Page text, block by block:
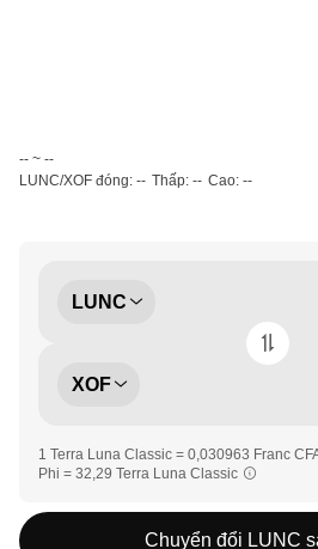
-- ~ --
LUNC/XOF đóng: -- Thấp: -- Cao: --
LUNC
XOF
1 Terra Luna Classic = 0,030963 Franc
Phi = 32,29 Terra Luna Classic
Chuyển đổi LUNC